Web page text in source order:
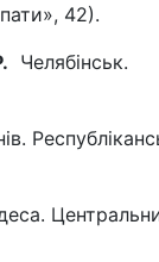
42).
Челябінськ.